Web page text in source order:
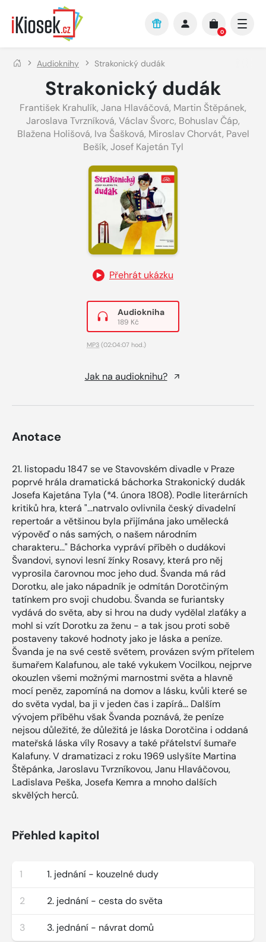
Přejít na hlavní obsah
0
Audioknihy Strakonický dudák
Strakonický dudák
František Krahulík, Jana Hlaváčová, Martin Štěpánek,
Jaroslava Tvrzníková, Václav Švorc, Bohuslav Čáp,
Blažena Holišová, Iva Šašková, Miroslav Chorvát, Pavel
Bešík, Josef Kajetán Tyl
Přehrát ukázku
Audiokniha
189 Kč
MP3 (02:04:07 hod.)
Jak na audioknihu?
Anotace
21. listopadu 1847 se ve Stavovském divadle v Praze
poprvé hrála dramatická báchorka Strakonický dudák
Josefa Kajetána Tyla (*4. února 1808). Podle literárních
kritiků hra, která "...natrvalo ovlivnila český divadelní
repertoár a většinou byla přijímána jako umělecká
výpověď o nás samých, o našem národním
charakteru..." Báchorka vypráví příběh o dudákovi
Švandovi, synovi lesní žínky Rosavy, která pro něj
vyprosila čarovnou moc jeho dud. Švanda má rád
Dorotku, ale jako nápadník je odmítán Dorotčiným
tatínkem pro svoji chudobu. Švanda se furiantsky
vydává do světa, aby si hrou na dudy vydělal zlaťáky a
mohl si vzít Dorotku za ženu - a tak jsou proti sobě
postaveny takové hodnoty jako je láska a peníze.
Švanda je na své cestě světem, provázen svým přítelem
šumařem Kalafunou, ale také vykukem Vocilkou, nejprve
okouzlen všemi možnými marnostmi světa a hlavně
mocí peněz, zapomíná na domov a lásku, kvůli které se
do světa vydal, ba ji v jeden čas i zapírá... Dalším
vývojem příběhu však Švanda poznává, že peníze
nejsou důležité, že důležitá je láska Dorotčina i oddaná
mateřská láska víly Rosavy a také přátelství šumaře
Kalafuny. V dramatizaci z roku 1969 uslyšíte Martina
Štěpánka, Jaroslavu Tvrzníkovou, Janu Hlaváčovou,
Ladislava Peška, Josefa Kemra a mnoho dalších
skvělých herců.
Přehled kapitol
1 1. jednání - kouzelné dudy
2 2. jednání - cesta do světa
3 3. jednání - návrat domů